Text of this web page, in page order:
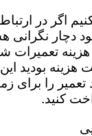
اگر در
دچار نگرانی
هزینه
هزینه بودید این
تعمیر را برای
کنید.